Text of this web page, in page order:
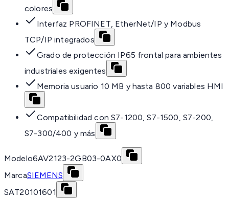
colores
Interfaz PROFINET, EtherNet/IP y Modbus
TCP/IP integrados
Grado de protección IP65 frontal para ambientes
industriales exigentes
Memoria usuario 10 MB y hasta 800 variables HMI
Compatibilidad con S7-1200, S7-1500, S7-200,
S7-300/400 y más
Modelo6AV2123-2GB03-0AX0
MarcaSIEMENS
SAT20101601